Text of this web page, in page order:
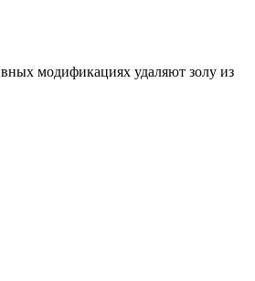
модификациях удаляют золу из